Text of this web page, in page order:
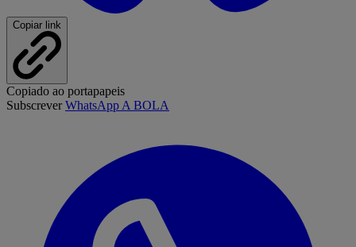
Copiar link
Copiado ao portapapeis
SubscreverWhatsApp A BOLA